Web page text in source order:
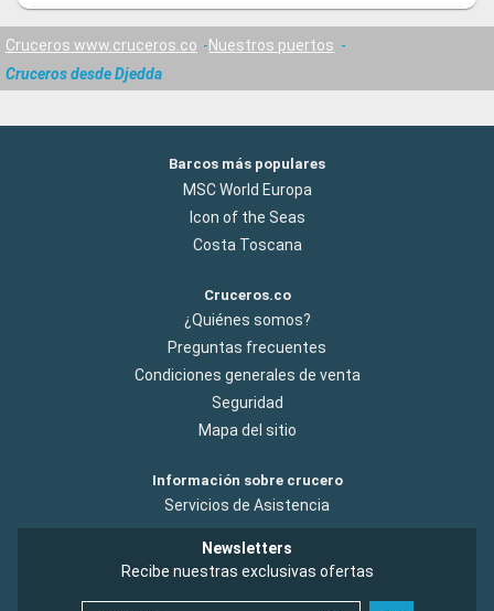
Cruceros www.cruceros.co
Nuestros puertos
Cruceros desde Djedda
Barcos más populares
MSC World Europa
Icon of the Seas
Costa Toscana
Cruceros.co
¿Quiénes somos?
Preguntas frecuentes
Condiciones generales de venta
Seguridad
Mapa del sitio
Información sobre crucero
Servicios de Asistencia
Newsletters
Recibe nuestras exclusivas ofertas